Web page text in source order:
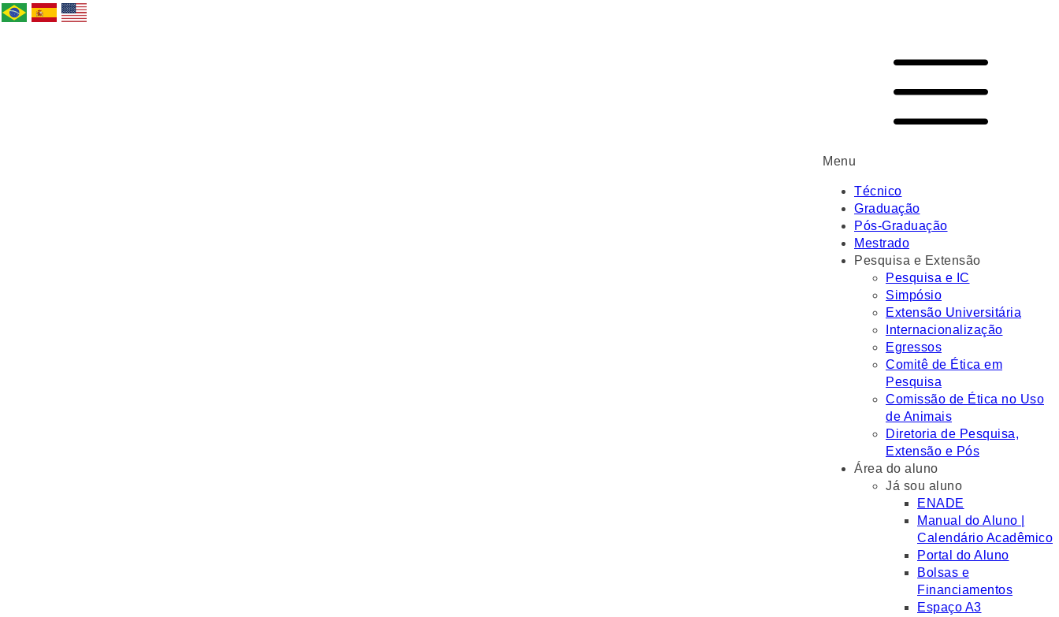
Menu
Técnico
Graduação
Pós-Graduação
Mestrado
Pesquisa e Extensão
Pesquisa e IC
Simpósio
Extensão Universitária
Internacionalização
Egressos
Comitê de Ética em
Pesquisa
Comissão de Ética no Uso
de Animais
Diretoria de Pesquisa,
Extensão e Pós
Área do aluno
Já sou aluno
ENADE
Manual do Aluno |
Calendário Acadêmico
Portal do Aluno
Bolsas e
Financiamentos
Espaço A3